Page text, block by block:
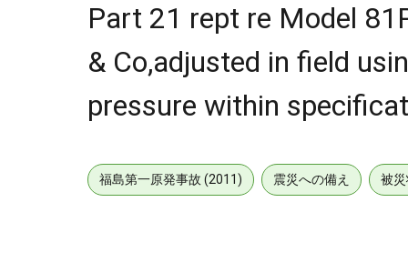
Part 21 rept re Model
& Co,adjusted in field
pressure within
福島第一原発事故 (2011) 震災への備え 被災